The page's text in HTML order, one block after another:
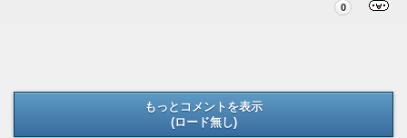
0
もっとコメントを表示
(ロード無し)